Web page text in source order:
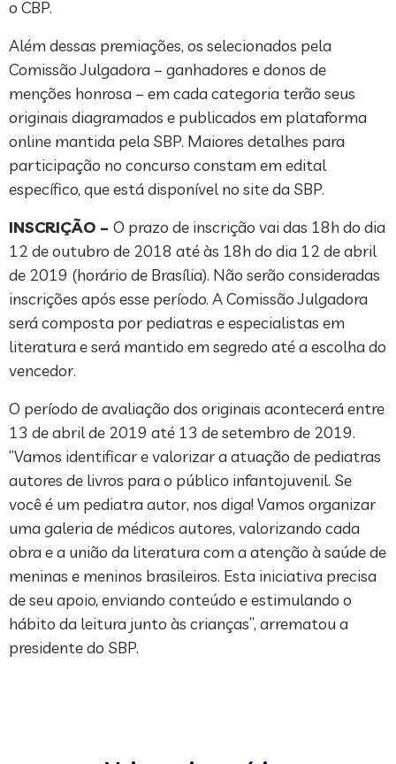
o CBP.
Além dessas premiações, os selecionados pela
Comissão Julgadora – ganhadores e donos de
menções honrosa – em cada categoria terão seus
originais diagramados e publicados em plataforma
online mantida pela SBP. Maiores detalhes para
participação no concurso constam em edital
específico, que está disponível no site da SBP.
INSCRIÇÃO – O prazo de inscrição vai das 18h do dia
12 de outubro de 2018 até às 18h do dia 12 de abril
de 2019 (horário de Brasília). Não serão consideradas
inscrições após esse período. A Comissão Julgadora
será composta por pediatras e especialistas em
literatura e será mantido em segredo até a escolha do
vencedor.
O período de avaliação dos originais acontecerá entre
13 de abril de 2019 até 13 de setembro de 2019.
“Vamos identificar e valorizar a atuação de pediatras
autores de livros para o público infantojuvenil. Se
você é um pediatra autor, nos diga! Vamos organizar
uma galeria de médicos autores, valorizando cada
obra e a união da literatura com a atenção à saúde de
meninas e meninos brasileiros. Esta iniciativa precisa
de seu apoio, enviando conteúdo e estimulando o
hábito da leitura junto às crianças”, arrematou a
presidente do SBP.